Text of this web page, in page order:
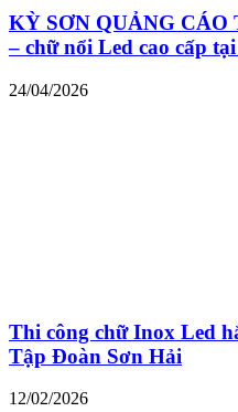
KỲ SƠN QUẢNG CÁO
– chữ nổi Led cao cấp
24/04/2026
Thi công chữ Inox Led
Tập Đoàn Sơn Hải
12/02/2026